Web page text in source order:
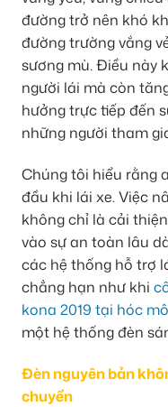
đường trở nên khó
đường trường vắng
sương mù. Điều này
người lái mà còn
hưởng trực tiếp đến
những người tham
Chúng tôi hiểu rằng
đầu khi lái xe. Việc
không chỉ là cải
vào sự an toàn lâu
các hệ thống hỗ trợ
chẳng hạn như khi
kona 2019 tại hóc
một hệ thống đèn
Đèn nguyên bản
chuyển